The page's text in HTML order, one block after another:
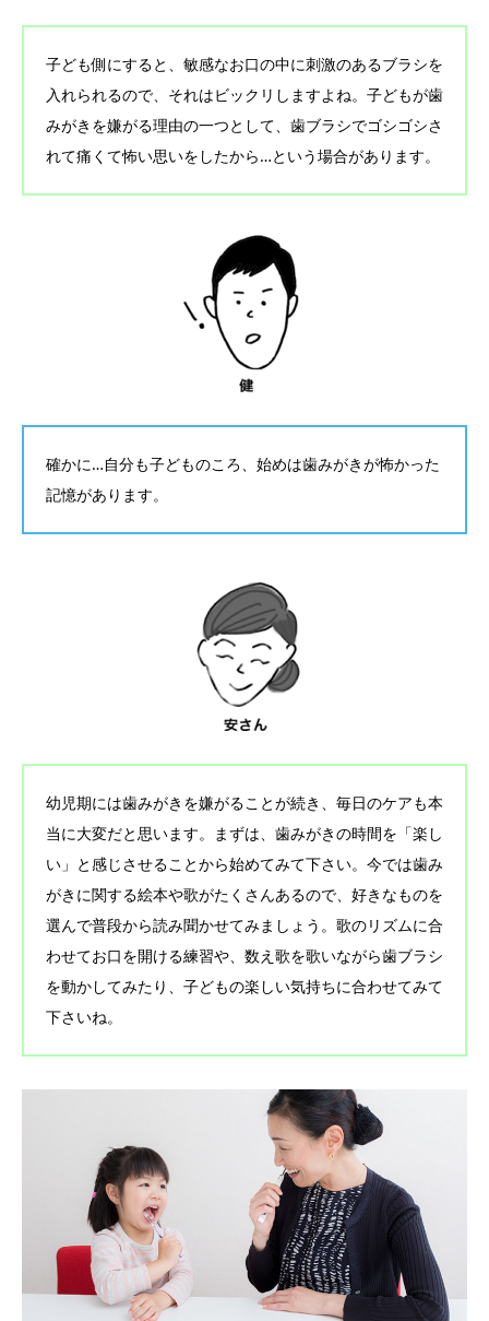
子ども側にすると、敏感なお口の中に刺激のあるブラシを
入れられるので、それはビックリしますよね。子どもが歯
みがきを嫌がる理由の一つとして、歯ブラシでゴシゴシさ
れて痛くて怖い思いをしたから…という場合があります。
確かに…自分も子どものころ、始めは歯みがきが怖かった
記憶があります。
幼児期には歯みがきを嫌がることが続き、毎日のケアも本
当に大変だと思います。まずは、歯みがきの時間を「楽し
い」と感じさせることから始めてみて下さい。今では歯み
がきに関する絵本や歌がたくさんあるので、好きなものを
選んで普段から読み聞かせてみましょう。歌のリズムに合
わせてお口を開ける練習や、数え歌を歌いながら歯ブラシ
を動かしてみたり、子どもの楽しい気持ちに合わせてみて
下さいね。